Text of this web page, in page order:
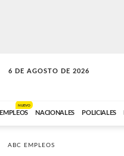
6 DE AGOSTO DE 2026
SOLO MÚSICA
EMPLEOS
NUEVO
NACIONALES POLICIALES
ABC EMPLEOS